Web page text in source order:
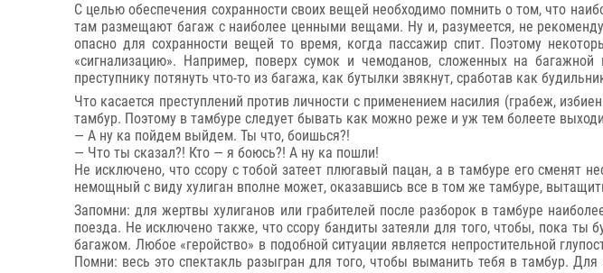
С целью обеспечения сохранности своих вещей необходимо помнить о том, что
там размещают багаж с наиболее ценными вещами. Ну и, разумеется, не
опасно для сохранности вещей то время, когда пассажир спит. Поэтому
«сигнализацию». Например, поверх сумок и чемоданов, сложенных на
преступнику потянуть что-то из багажа, как бутылки звякнут, сработав как
Что касается преступлений против личности с применением насилия (грабеж,
тамбур. Поэтому в тамбуре следует бывать как можно реже и уж тем болеете
— А ну ка пойдем выйдем. Ты что, боишься?!
— Что ты сказал?! Кто — я боюсь?! А ну ка пошли!
Не исключено, что ссору с тобой затеет плюгавый пацан, а в тамбуре его сменят
немощный с виду хулиган вполне может, оказавшись все в том же тамбуре,
Запомни: для жертвы хулиганов или грабителей после разборок в тамбуре
поезда. Не исключено также, что ссору бандиты затеяли для того, чтобы, пока
багажом. Любое «геройство» в подобной ситуации является непростительной
Помни: весь это спектакль разыгран для того, чтобы выманить тебя в тамбур.